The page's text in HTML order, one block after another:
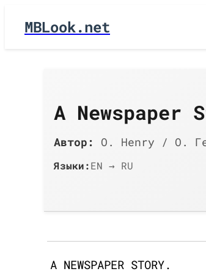
MBLook.net
A Newspaper
Автор: O. Henry / О.
Языки:EN → RU
A NEWSPAPER STORY.